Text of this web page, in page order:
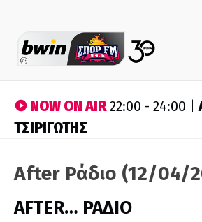
NOW ON AIR22:00 - 24:00 |
ΤΣΙΡΙΓΩΤΗΣ
After Ράδιο (12/04/
AFTER… ΡΑΔΙΟ